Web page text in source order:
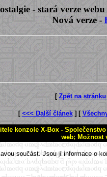
- stará verze
Nová verze -
[ Zpět na
[ <<< Další článek] [
konzole X-Box -
web; Možnost
součást. Jsou jí informace o